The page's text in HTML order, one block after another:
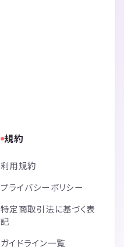
規約
利用規約
プライバシーポリシー
特定商取引法に基づく表
記
ガイドライン一覧